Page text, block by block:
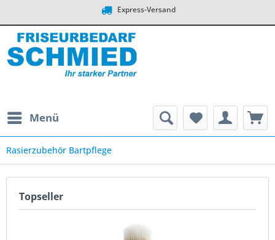
Express-Versand
Menü
Rasierzubehör Bartpflege
Topseller